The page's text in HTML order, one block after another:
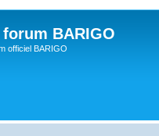
forum BARIGO
officiel BARIGO